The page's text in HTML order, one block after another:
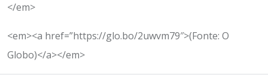
</em>
<em><a href=”https://glo.bo/2uwvm79″>(Fonte: O
Globo)</a></em>